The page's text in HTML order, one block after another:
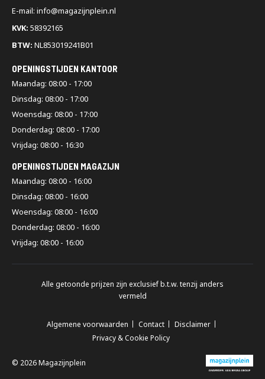
E-mail: info@magazijnplein.nl
KVK: 58392165
BTW: NL853019241B01
OPENINGSTIJDEN KANTOOR
Maandag: 08:00 - 17:00
Dinsdag: 08:00 - 17:00
Woensdag: 08:00 - 17:00
Donderdag: 08:00 - 17:00
Vrijdag: 08:00 - 16:30
OPENINGSTIJDEN MAGAZIJN
Maandag: 08:00 - 16:00
Dinsdag: 08:00 - 16:00
Woensdag: 08:00 - 16:00
Donderdag: 08:00 - 16:00
Vrijdag: 08:00 - 16:00
Alle getoonde prijzen zijn exclusief b.t.w. tenzij anders
vermeld
Algemene voorwaarden Contact
Disclaimer
Privacy & Cookie Policy
© 2026 Magazijnplein